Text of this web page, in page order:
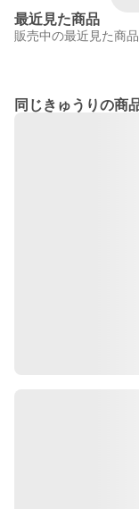
最近見た商品
販売中の最近見た商
同じきゅうりの商